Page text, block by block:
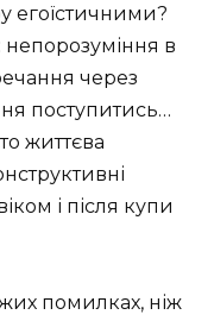
егоїстичними?
в
через
поступитись…
життєва
і після купи
помилках, ніж